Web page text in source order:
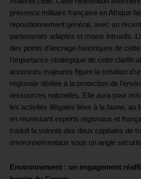
présence militaire française en Afrique fait
repositionnement général, avec un
partenariats adaptés et moins intrusifs.
des points d’ancrage historiques de
l’importance stratégique de cette
annonces majeures figure la création
régionale dédiée à la protection de
ressources naturelles. Elle aura pour
les activités illégales liées à la faune, au
en réunissant experts régionaux et
traduit la volonté des deux capitales de
environnementaux sous un angle
Environnement : un engagement